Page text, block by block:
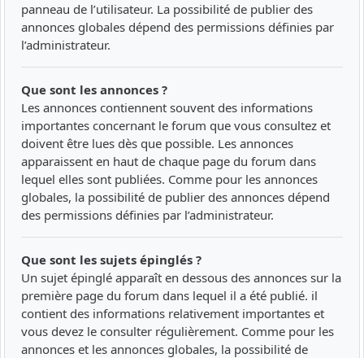
panneau de l’utilisateur. La possibilité de publier des
annonces globales dépend des permissions définies par
l’administrateur.
Que sont les annonces ?
Les annonces contiennent souvent des informations
importantes concernant le forum que vous consultez et
doivent être lues dès que possible. Les annonces
apparaissent en haut de chaque page du forum dans
lequel elles sont publiées. Comme pour les annonces
globales, la possibilité de publier des annonces dépend
des permissions définies par l’administrateur.
Que sont les sujets épinglés ?
Un sujet épinglé apparaît en dessous des annonces sur la
première page du forum dans lequel il a été publié. il
contient des informations relativement importantes et
vous devez le consulter régulièrement. Comme pour les
annonces et les annonces globales, la possibilité de